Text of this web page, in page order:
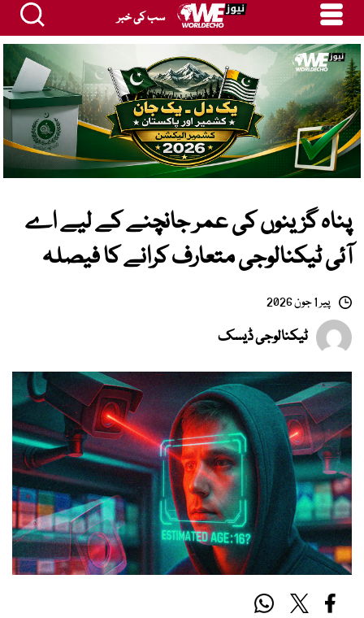
سب کی خبر
پناہ گزینوں کی عمر جانچنے کے لیے اے
آئی ٹیکنالوجی متعارف کرانے کا فیصلہ
پیر 1 جون 2026
ٹیکنالوجی ڈیسک